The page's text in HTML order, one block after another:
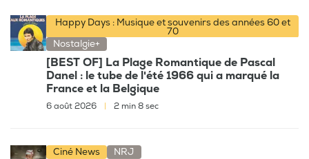
Happy Days : Musique et souvenirs des années 60 et
70
Nostalgie+
[BEST OF] La Plage Romantique de Pascal
Danel : le tube de l'été 1966 qui a marqué la
France et la Belgique
6 août 2026 2 min 8 sec
Ciné News NRJ